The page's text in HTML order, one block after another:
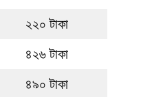
২২০ টাকা
৪২৬ টাকা
৪৯০ টাকা